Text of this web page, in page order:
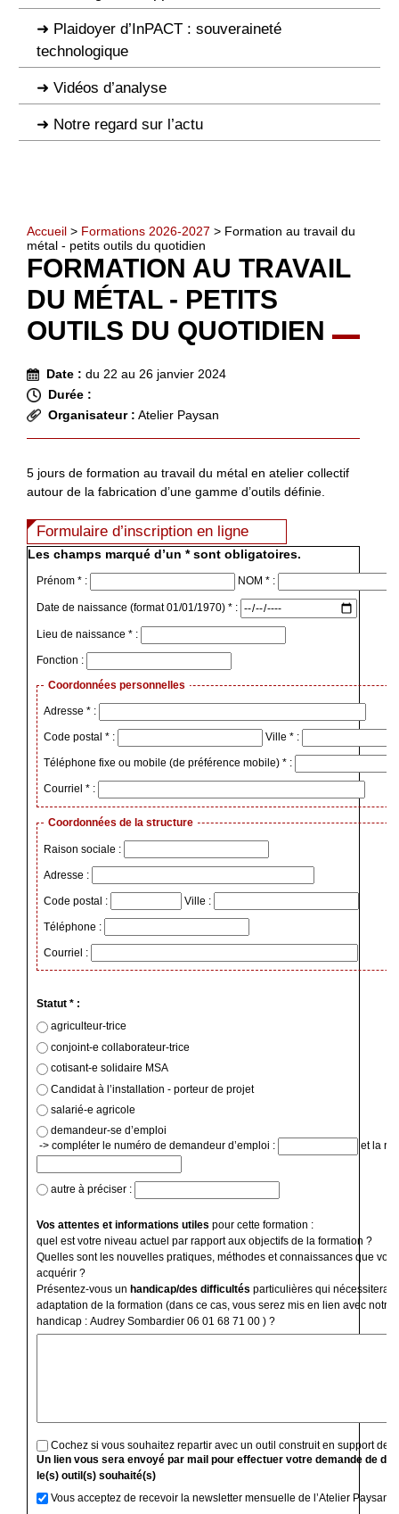
Plaidoyer d’InPACT : souveraineté
technologique
Vidéos d’analyse
Notre regard sur l’actu
Accueil > Formations 2026-2027 > Formation au travail du
métal - petits outils du quotidien
FORMATION AU TRAVAIL
DU MÉTAL - PETITS
OUTILS DU QUOTIDIEN
Date : du 22 au 26 janvier 2024
Durée :
Organisateur : Atelier Paysan
5 jours de formation au travail du métal en atelier collectif
autour de la fabrication d’une gamme d’outils définie.
Formulaire d’inscription en ligne
Les champs marqué d’un * sont obligatoires.
Prénom * : NOM * :
Date de naissance (format 01/01/1970) * :
Lieu de naissance * :
Fonction :
Coordonnées personnelles
Adresse * :
Code postal * : Ville * :
Téléphone fixe ou mobile (de préférence mobile) * :
Courriel * :
Coordonnées de la structure
Raison sociale :
Adresse :
Code postal : Ville :
Téléphone :
Courriel :
Statut * :
agriculteur-trice
conjoint-e collaborateur-trice
cotisant-e solidaire MSA
Candidat à l’installation - porteur de projet
salarié-e agricole
demandeur-se d’emploi
-> compléter le numéro de demandeur d’emploi :
et la
autre à préciser :
Vos attentes et informations utiles pour cette formation :
quel est votre niveau actuel par rapport aux objectifs de la formation ?
Quelles sont les nouvelles pratiques, méthodes et connaissances que
acquérir ?
Présentez-vous un handicap/des difficultés particulières qui
adaptation de la formation (dans ce cas, vous serez mis en lien avec notre
handicap : Audrey Sombardier 06 01 68 71 00 ) ?
Cochez si vous souhaitez repartir avec un outil construit en support de
Un lien vous sera envoyé par mail pour effectuer votre demande de
le(s) outil(s) souhaité(s)
Vous acceptez de recevoir la newsletter mensuelle de l’Atelier Paysan